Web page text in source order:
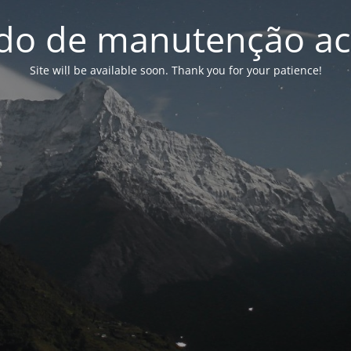
de manutenção
Site will be available soon. Thank you for your patience!